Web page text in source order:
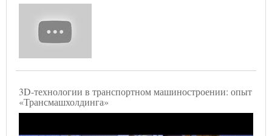
3D-технологии в транспортном машиностроении: опыт
«Трансмашхолдинга»